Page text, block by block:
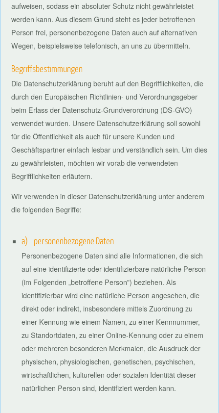
aufweisen, sodass ein absoluter Schutz nicht gewährleistet
werden kann. Aus diesem Grund steht es jeder betroffenen
Person frei, personenbezogene Daten auch auf alternativen
Wegen, beispielsweise telefonisch, an uns zu übermitteln.
Begriffsbestimmungen
Die Datenschutzerklärung beruht auf den Begrifflichkeiten, die
durch den Europäischen Richtlinien- und Verordnungsgeber
beim Erlass der Datenschutz-Grundverordnung (DS-GVO)
verwendet wurden. Unsere Datenschutzerklärung soll sowohl
für die Öffentlichkeit als auch für unsere Kunden und
Geschäftspartner einfach lesbar und verständlich sein. Um dies
zu gewährleisten, möchten wir vorab die verwendeten
Begrifflichkeiten erläutern.
Wir verwenden in dieser Datenschutzerklärung unter anderem
die folgenden Begriffe:
a) personenbezogene Daten
Personenbezogene Daten sind alle Informationen, die sich
auf eine identifizierte oder identifizierbare natürliche Person
(im Folgenden „betroffene Person") beziehen. Als
identifizierbar wird eine natürliche Person angesehen, die
direkt oder indirekt, insbesondere mittels Zuordnung zu
einer Kennung wie einem Namen, zu einer Kennnummer,
zu Standortdaten, zu einer Online-Kennung oder zu einem
oder mehreren besonderen Merkmalen, die Ausdruck der
physischen, physiologischen, genetischen, psychischen,
wirtschaftlichen, kulturellen oder sozialen Identität dieser
natürlichen Person sind, identifiziert werden kann.